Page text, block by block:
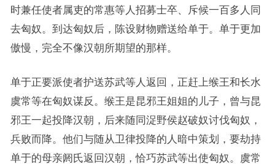
时兼任使者属吏的常惠等人招募士卒、斥候一百多人同
去匈奴。到达匈奴后，陈设财物赠送给单于。单于更加
傲慢，完全不像汉朝所期望的那样。
单于正要派使者护送苏武等人返回，正赶上缑王和长水
虞常等在匈奴谋反。缑王是昆邪王姐姐的儿子，曾与昆
邪王一起投降汉朝，后来随同浞野侯赵破奴讨伐匈奴，
兵败而降。他们与随从卫律投降的人暗中策划，要劫持
单于的母亲阏氏返回汉朝，恰巧苏武等出使匈奴。虞常